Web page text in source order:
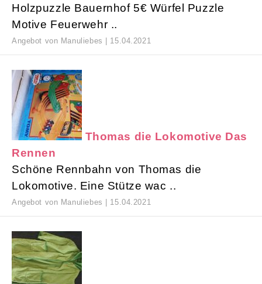
Holzpuzzle Bauernhof 5€ Würfel Puzzle
Motive Feuerwehr ..
Angebot von Manuliebes | 15.04.2021
Thomas die Lokomotive Das
Rennen
Schöne Rennbahn von Thomas die
Lokomotive. Eine Stütze wac ..
Angebot von Manuliebes | 15.04.2021